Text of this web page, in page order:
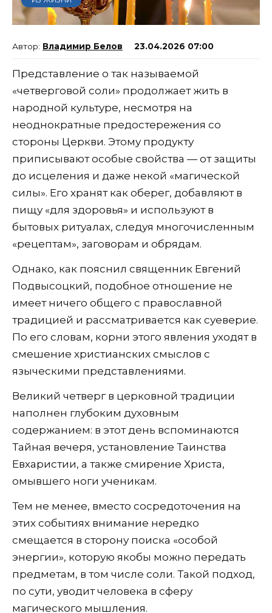
Владимир Белов 23.04.2026 07:00
Представление о так называемой
«четверговой соли» продолжает жить в
народной культуре, несмотря на
неоднократные предостережения со
стороны Церкви. Этому продукту
приписывают особые свойства — от защиты
до исцеления и даже некой «магической
силы». Его хранят как оберег, добавляют в
пищу «для здоровья» и используют в
бытовых ритуалах, следуя многочисленным
«рецептам», заговорам и обрядам.
Однако, как пояснил священник Евгений
Подвысоцкий, подобное отношение не
имеет ничего общего с православной
традицией и рассматривается как суеверие.
По его словам, корни этого явления уходят в
смешение христианских смыслов с
языческими представлениями.
Великий четверг в церковной традиции
наполнен глубоким духовным
содержанием: в этот день вспоминаются
Тайная вечеря, установление Таинства
Евхаристии, а также смирение Христа,
омывшего ноги ученикам.
Тем не менее, вместо сосредоточения на
этих событиях внимание нередко
смещается в сторону поиска «особой
энергии», которую якобы можно передать
предметам, в том числе соли. Такой подход,
по сути, уводит человека в сферу
магического мышления.